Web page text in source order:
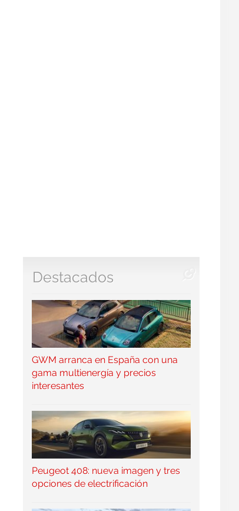
Destacados
GWM arranca en España con una
gama multienergía y precios
interesantes
Peugeot 408: nueva imagen y tres
opciones de electrificación